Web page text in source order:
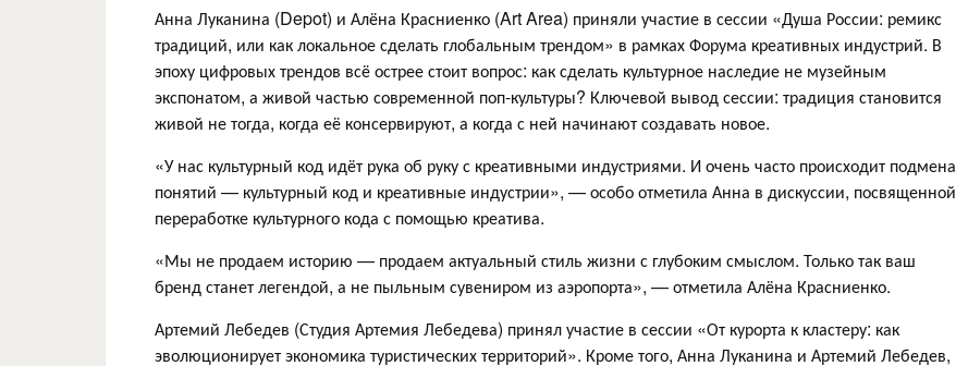
Анна Луканина (Depot) и Алёна Красниенко (Art Area) приняли участие в сессии «Душа России: ремикс
традиций, или как локальное сделать глобальным трендом» в рамках Форума креативных индустрий. В
эпоху цифровых трендов всё острее стоит вопрос: как сделать культурное наследие не музейным
экспонатом, а живой частью современной поп‑культуры? Ключевой вывод сессии: традиция становится
живой не тогда, когда её консервируют, а когда с ней начинают создавать новое.
«У нас культурный код идёт рука об руку с креативными индустриями. И очень часто происходит подмена
понятий — культурный код и креативные индустрии», — особо отметила Анна в дискуссии, посвященной
переработке культурного кода с помощью креатива.
«Мы не продаем историю — продаем актуальный стиль жизни с глубоким смыслом. Только так ваш
бренд станет легендой, а не пыльным сувениром из аэропорта», — отметила Алёна Красниенко.
Артемий Лебедев (Студия Артемия Лебедева) принял участие в сессии «От курорта к кластеру: как
эволюционирует экономика туристических территорий». Кроме того, Анна Луканина и Артемий Лебедев,